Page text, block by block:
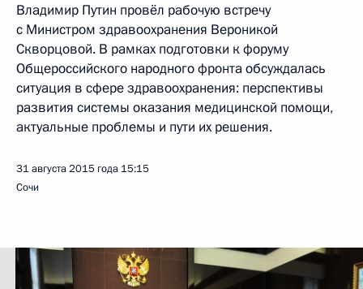
Владимир Путин провёл рабочую встречу
с Министром здравоохранения Вероникой
Скворцовой. В рамках подготовки к форуму
Общероссийского народного фронта обсуждалась
ситуация в сфере здравоохранения: перспективы
развития системы оказания медицинской помощи,
актуальные проблемы и пути их решения.
31 августа 2015 года 15:15
Сочи